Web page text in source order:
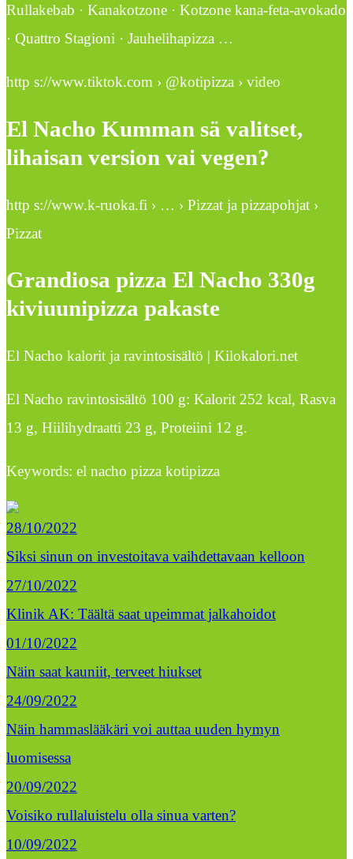
Rullakebab · Kanakotzone · Kotzone kana-feta-avokado
· Quattro Stagioni · Jauhelihapizza …
http s://www.tiktok.com › @kotipizza › video
El Nacho Kumman sä valitset,
lihaisan version vai vegen?
http s://www.k-ruoka.fi › … › Pizzat ja pizzapohjat ›
Pizzat
Grandiosa pizza El Nacho 330g
kiviuunipizza pakaste
El Nacho kalorit ja ravintosisältö | Kilokalori.net
El Nacho ravintosisältö 100 g: Kalorit 252 kcal, Rasva
13 g, Hiilihydraatti 23 g, Proteiini 12 g.
Keywords: el nacho pizza kotipizza
28/10/2022
Siksi sinun on investoitava vaihdettavaan kelloon
27/10/2022
Klinik AK: Täältä saat upeimmat jalkahoidot
01/10/2022
Näin saat kauniit, terveet hiukset
24/09/2022
Näin hammaslääkäri voi auttaa uuden hymyn
luomisessa
20/09/2022
Voisiko rullaluistelu olla sinua varten?
10/09/2022